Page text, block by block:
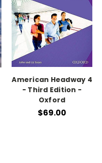
American Headway 4
- Third Edition -
Oxford
$69.00